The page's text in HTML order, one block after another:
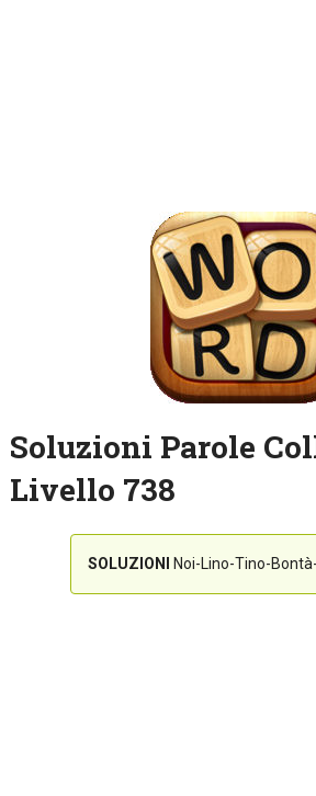
Soluzioni Parole
Livello 738
SOLUZIONI Noi-Lino-Tino-